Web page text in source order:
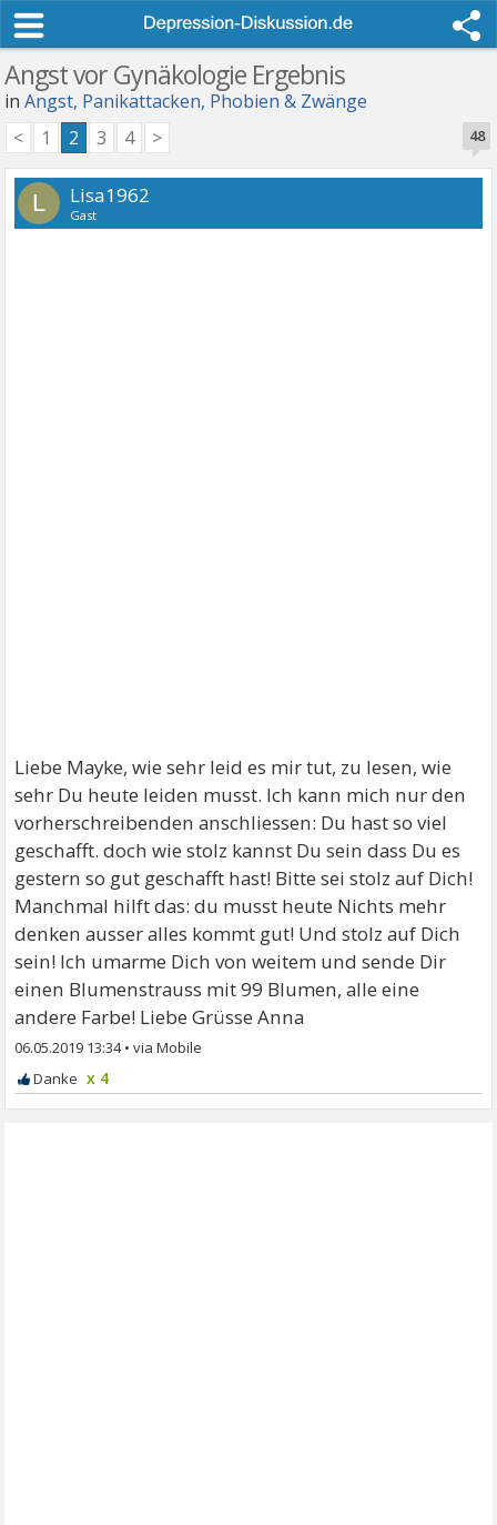
Angst vor Gynäkologie Ergebnis
inAngst, Panikattacken, Phobien & Zwänge
48
< 1 2 3 4 >
L Lisa1962
Gast
Liebe Mayke, wie sehr leid es mir tut, zu lesen, wie
sehr Du heute leiden musst. Ich kann mich nur den
vorherschreibenden anschliessen: Du hast so viel
geschafft. doch wie stolz kannst Du sein dass Du es
gestern so gut geschafft hast! Bitte sei stolz auf Dich!
Manchmal hilft das: du musst heute Nichts mehr
denken ausser alles kommt gut! Und stolz auf Dich
sein! Ich umarme Dich von weitem und sende Dir
einen Blumenstrauss mit 99 Blumen, alle eine
andere Farbe! Liebe Grüsse Anna
06.05.2019 13:34•
x 4